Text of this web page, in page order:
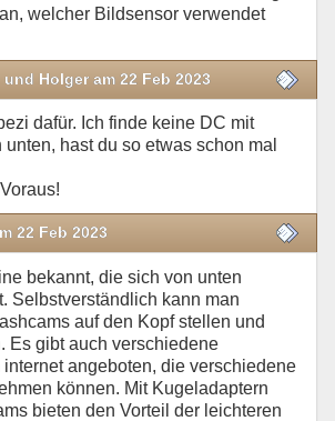
welcher Bildsensor verwendet
Holger am 22 Feb 2023
dafür. Ich finde keine DC mit
hast du so etwas schon mal
22 Feb 2023
bekannt, die sich von unten
Selbstverständlich kann man
auf den Kopf stellen und
Es gibt auch verschiedene
internet angeboten, die verschiedene
können. Mit Kugeladaptern
bieten den Vorteil der leichteren